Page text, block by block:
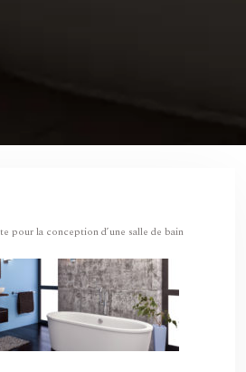
pour la conception d’une salle de bain